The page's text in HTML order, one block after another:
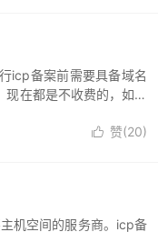
icp备案前需要具备域名
在都是不收费的，如果
 赞(20)
机空间的服务商。icp备